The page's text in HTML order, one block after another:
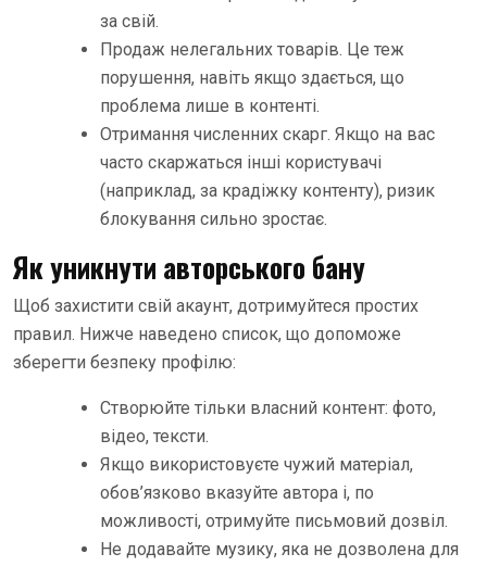
за свій.
Продаж нелегальних товарів. Це теж
порушення, навіть якщо здається, що
проблема лише в контенті.
Отримання численних скарг. Якщо на вас
часто скаржаться інші користувачі
(наприклад, за крадіжку контенту), ризик
блокування сильно зростає.
Як уникнути авторського бану
Щоб захистити свій акаунт, дотримуйтеся простих
правил. Нижче наведено список, що допоможе
зберегти безпеку профілю:
Створюйте тільки власний контент: фото,
відео, тексти.
Якщо використовуєте чужий матеріал,
обов’язково вказуйте автора і, по
можливості, отримуйте письмовий дозвіл.
Не додавайте музику, яка не дозволена для